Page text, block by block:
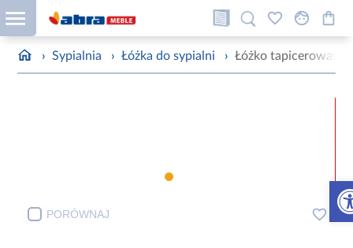
› Sypialnia › Łóżka do sypialni › Łóżko tapicerowane
PORÓWNAJ